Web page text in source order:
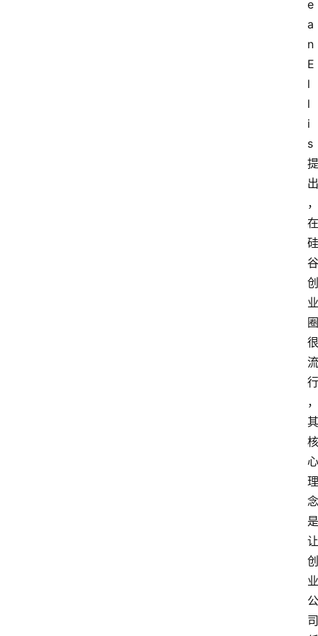
e
a
n
E
l
l
i
s
提
出
，
在
硅
谷
创
业
圈
很
流
行
，
其
核
心
理
念
是
让
创
业
公
司